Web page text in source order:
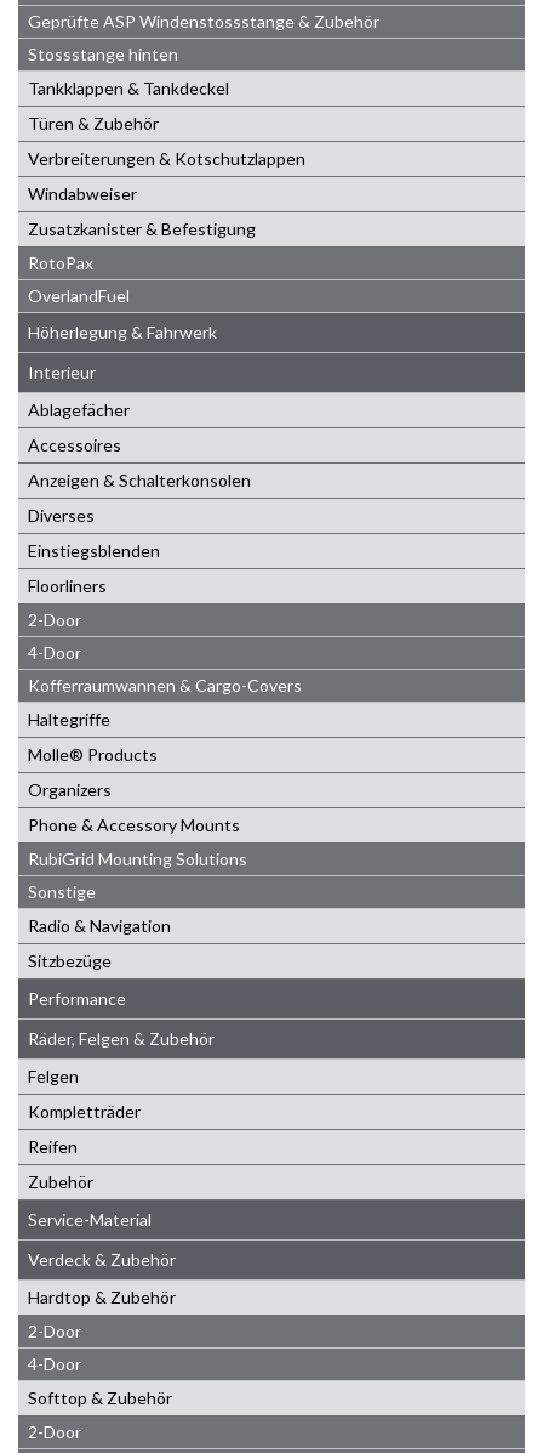
Geprüfte ASP Windenstossstange & Zubehör
Stossstange hinten
Tankklappen & Tankdeckel
Türen & Zubehör
Verbreiterungen & Kotschutzlappen
Windabweiser
Zusatzkanister & Befestigung
RotoPax
OverlandFuel
Höherlegung & Fahrwerk
Interieur
Ablagefächer
Accessoires
Anzeigen & Schalterkonsolen
Diverses
Einstiegsblenden
Floorliners
2-Door
4-Door
Kofferraumwannen & Cargo-Covers
Haltegriffe
Molle® Products
Organizers
Phone & Accessory Mounts
RubiGrid Mounting Solutions
Sonstige
Radio & Navigation
Sitzbezüge
Performance
Räder, Felgen & Zubehör
Felgen
Kompletträder
Reifen
Zubehör
Service-Material
Verdeck & Zubehör
Hardtop & Zubehör
2-Door
4-Door
Softtop & Zubehör
2-Door